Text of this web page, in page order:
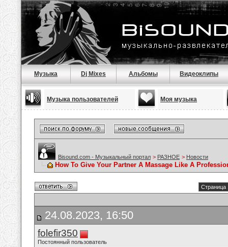
Музыка Dj Mixes Альбомы Видеоклипы
Музыка пользователей Моя музыка
Bisound.com - Музыкальный портал > РАЗНОЕ > Новости
How To Give Your Partner A Massage Like A
Страница
24.08.2023, 16:50
folefir350
Постоянный пользователь